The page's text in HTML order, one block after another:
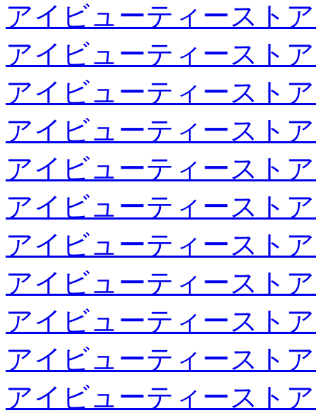
アイビューティースト
アイビューティースト
アイビューティースト
アイビューティースト
アイビューティースト
アイビューティースト
アイビューティースト
アイビューティースト
アイビューティースト
アイビューティースト
アイビューティースト